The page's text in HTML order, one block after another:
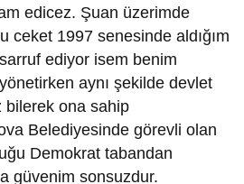
edicez. Şuan üzerimde
ceket 1997 senesinde aldığım
ediyor isem benim
aynı şekilde devlet
bilerek ona sahip
Belediyesinde görevli olan
Demokrat tabandan
güvenim sonsuzdur.